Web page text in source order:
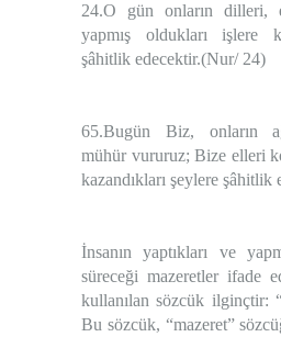
24.O gün onların dilleri,
yapmış oldukları işlere
şâhitlik edecektir.(Nur/ 24)
65.Bugün Biz, onların
mühür vururuz; Bize elleri
kazandıkları şeylere şâhitlik
İnsanın yaptıkları ve
süreceği mazeretler ifade
kullanılan sözcük ilginçtir:
Bu sözcük, “mazeret”